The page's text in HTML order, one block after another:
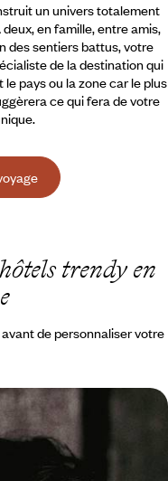
un univers totalement
en famille, entre amis,
des sentiers battus, votre
de la destination qui
pays ou la zone car le plus
ce qui fera de votre
trendy en
de personnaliser votre
en vue - Madrid,
vivre) madrilène sous